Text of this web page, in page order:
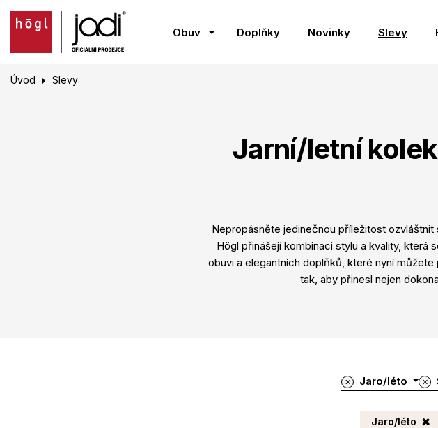
Obuv Doplňky Novinky Slevy
Úvod Slevy
Jarní/letní
Nepropásněte jedinečnou příležitost
Högl přinášejí kombinaci stylu a kvality, která
obuvi a elegantních doplňků, které nyní
tak, aby přinesl nejen
✕ Jaro/léto ✕
Jaro/léto